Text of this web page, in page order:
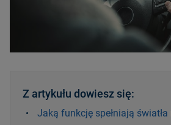
Z artykułu dowiesz się:
Jaką funkcję spełniają